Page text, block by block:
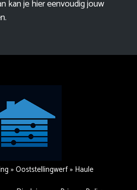
kan je hier eenvoudigjouw
.
»Ooststellingwerf» Haule